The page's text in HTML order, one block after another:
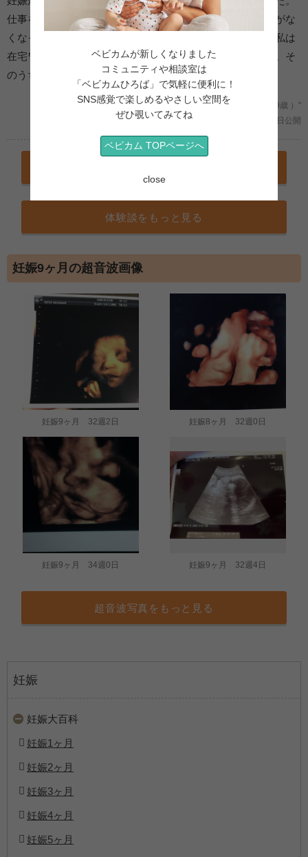
仕事を辞めたけど、その後すぐコロナの影響で主人の仕事がな
くなった。今家賃を払えない状況になって色々不安です。私は
在宅ワークの仕事を探していますが、まだ決めていません。そ
のうち状況がよくなると信じています。
"妊娠9ヶ月 34週 /初めての妊娠 (神奈川県/Hoshi999 /39歳 ）"
2020年05月08日公開
体験談をもっと見る
妊娠9ヶ月の超音波画像
妊娠9ヶ月 32週2日 妊娠8ヶ月 32週0日
妊娠9ヶ月 34週0日 妊娠9ヶ月 32週4日
超音波写真をもっと見る
妊娠
妊娠大百科
妊娠1ヶ月
妊娠2ヶ月
妊娠3ヶ月
妊娠4ヶ月
妊娠5ヶ月
ベビカムが新しくなりました
コミュニティや相談室は
「ベビカムひろば」で気軽に便利に！
SNS感覚で楽しめるやさしい空間を
ぜひ覗いてみてね
ベビカム TOPページへ
close